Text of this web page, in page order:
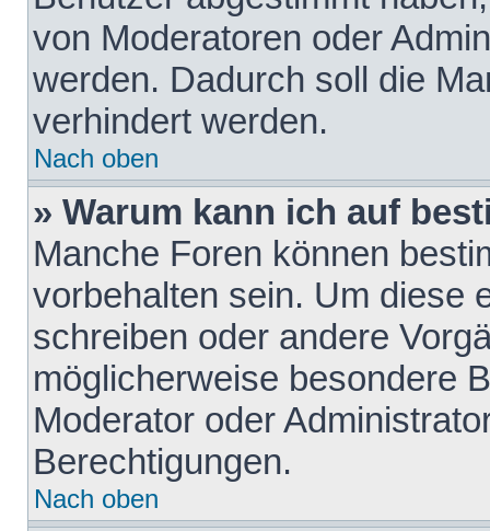
von Moderatoren oder
werden. Dadurch soll die
verhindert werden.
Nach oben
» Warum kann ich auf
Manche Foren können
vorbehalten sein. Um diese
schreiben oder andere
möglicherweise besondere
Moderator oder
Berechtigungen.
Nach oben